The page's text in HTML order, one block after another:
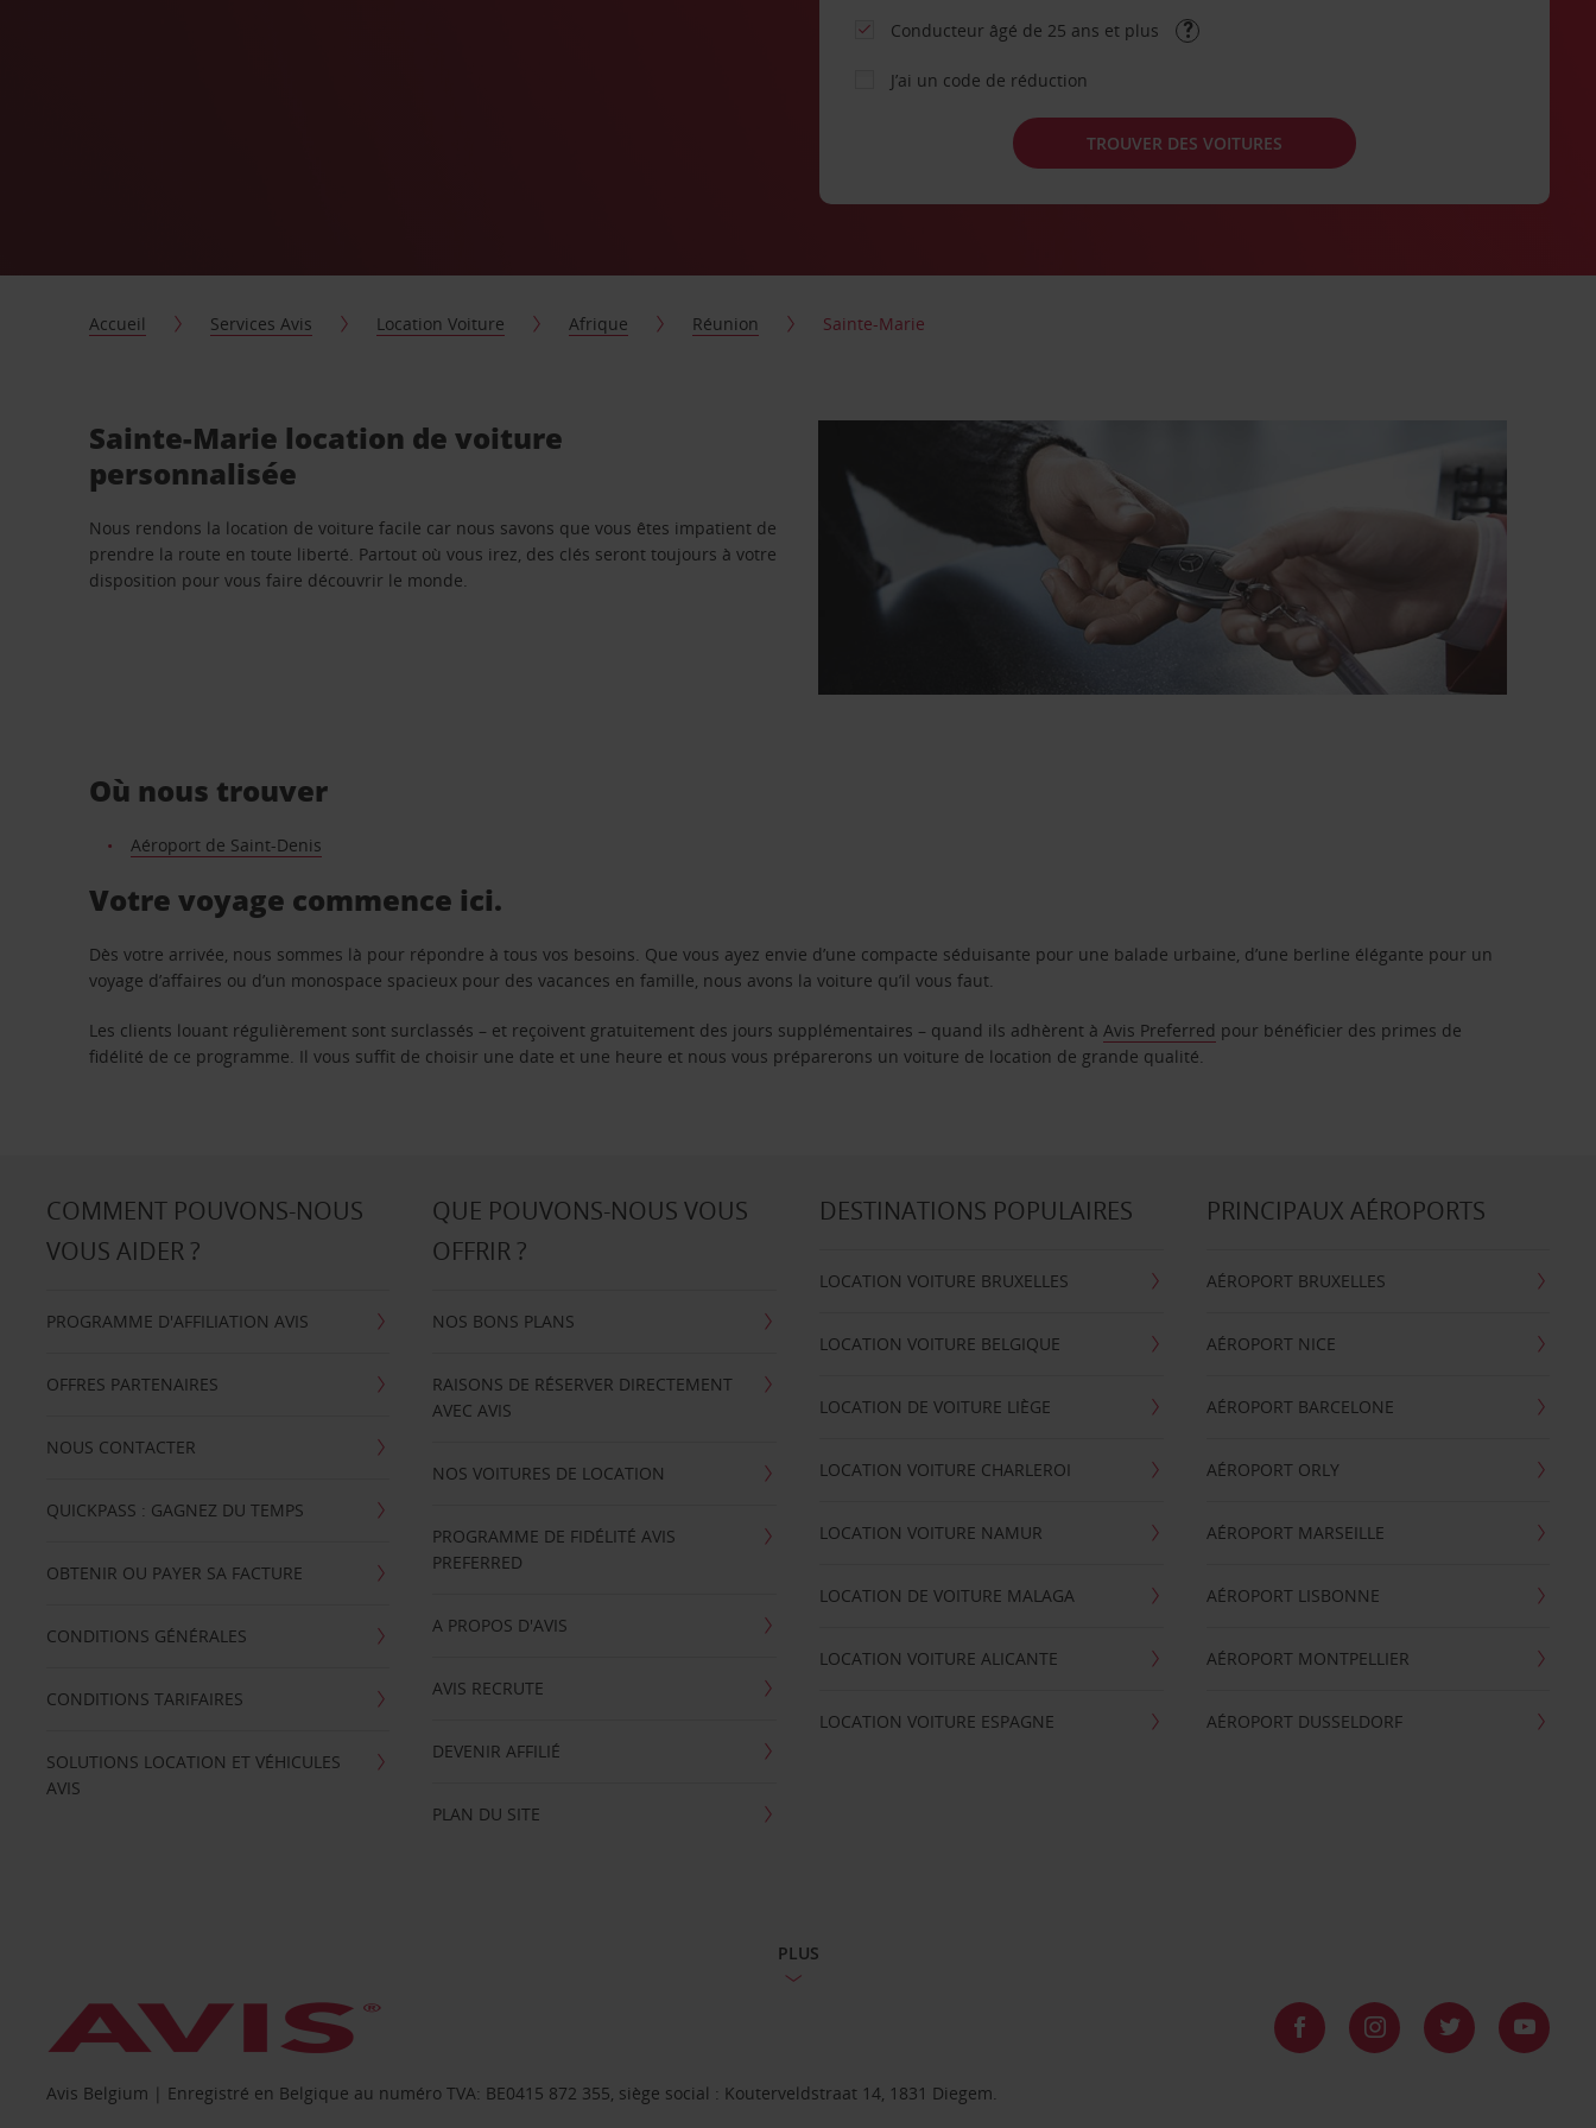
Conducteur âgé de 25 ans et plus
J’ai un code de réduction
TROUVER DES VOITURES
Accueil Services Avis Location Voiture Afrique Réunion Sainte-Marie
Sainte-Marie location de voiture
personnalisée
Nous rendons la location de voiture facile car nous savons que vous êtes impatient de
prendre la route en toute liberté. Partout où vous irez, des clés seront toujours à votre
disposition pour vous faire découvrir le monde.
Où nous trouver
Aéroport de Saint-Denis
Votre voyage commence ici.
Dès votre arrivée, nous sommes là pour répondre à tous vos besoins. Que vous ayez envie d’une compacte séduisante pour une balade urbaine, d’une berline élégante pour un
voyage d’affaires ou d’un monospace spacieux pour des vacances en famille, nous avons la voiture qu’il vous faut.
Les clients louant régulièrement sont surclassés – et reçoivent gratuitement des jours supplémentaires – quand ils adhèrent àAvis Preferred pour bénéficier des primes de
fidélité de ce programme. Il vous suffit de choisir une date et une heure et nous vous préparerons un voiture de location de grande qualité.
COMMENT POUVONS-NOUS
VOUS AIDER ?
PROGRAMME D'AFFILIATION AVIS
OFFRES PARTENAIRES
NOUS CONTACTER
QUICKPASS : GAGNEZ DU TEMPS
OBTENIR OU PAYER SA FACTURE
CONDITIONS GÉNÉRALES
CONDITIONS TARIFAIRES
SOLUTIONS LOCATION ET VÉHICULES
AVIS
QUE POUVONS-NOUS VOUS
OFFRIR ?
NOS BONS PLANS
RAISONS DE RÉSERVER DIRECTEMENT
AVEC AVIS
NOS VOITURES DE LOCATION
PROGRAMME DE FIDÉLITÉ AVIS
PREFERRED
A PROPOS D'AVIS
AVIS RECRUTE
DEVENIR AFFILIÉ
PLAN DU SITE
DESTINATIONS POPULAIRES
LOCATION VOITURE BRUXELLES
LOCATION VOITURE BELGIQUE
LOCATION DE VOITURE LIÈGE
LOCATION VOITURE CHARLEROI
LOCATION VOITURE NAMUR
LOCATION DE VOITURE MALAGA
LOCATION VOITURE ALICANTE
LOCATION VOITURE ESPAGNE
PRINCIPAUX AÉROPORTS
AÉROPORT BRUXELLES
AÉROPORT NICE
AÉROPORT BARCELONE
AÉROPORT ORLY
AÉROPORT MARSEILLE
AÉROPORT LISBONNE
AÉROPORT MONTPELLIER
AÉROPORT DUSSELDORF
PLUS
Avis Belgium | Enregistré en Belgique au numéro TVA: BE0415 872 355, siège social : Kouterveldstraat 14, 1831 Diegem.